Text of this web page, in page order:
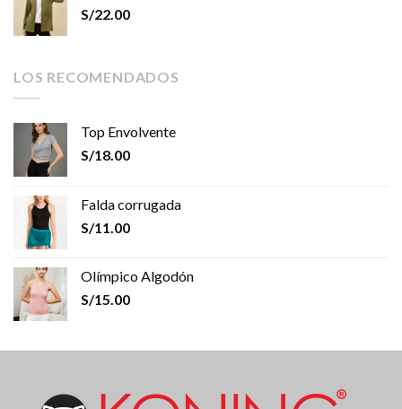
S/22.00
LOS RECOMENDADOS
Top Envolvente
S/18.00
Falda corrugada
S/11.00
Olímpico Algodón
S/15.00